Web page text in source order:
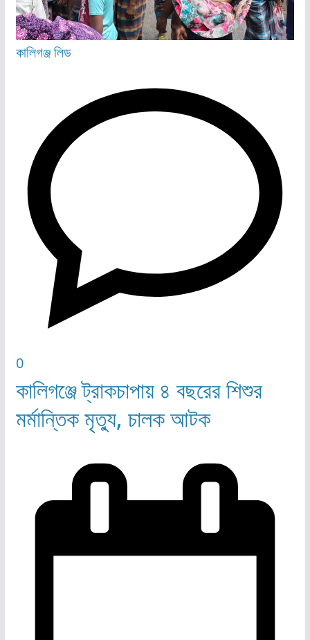
কালিগঞ্জলিড
0
কালিগঞ্জে ট্রাকচাপায় ৪ বছরের শিশুর
মর্মান্তিক মৃত্যু, চালক আটক